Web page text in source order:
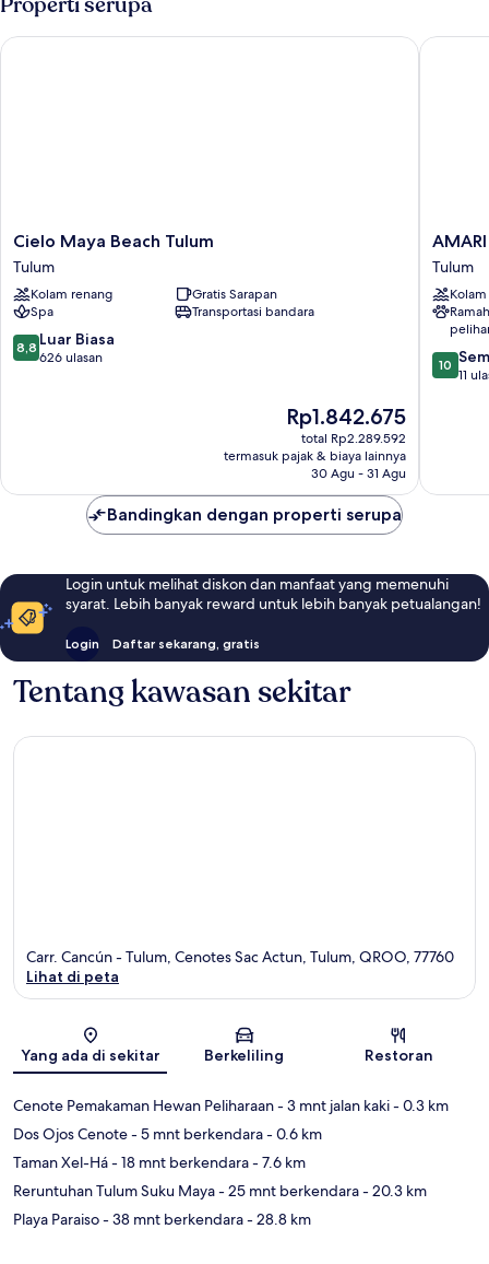
Cielo
Maya
Beach
Tulum
Tulum
Cielo Maya Beach Tulum
Tulum
Kolam renang
Gratis Sarapan
Spa
Transportasi bandara
8.8
dari
8,8 Luar Biasa
626 ulasan
Harga
sekarang
Rp1.842.675
Rp1.842.675
total Rp2.289.592
termasuk pajak & biaya lainnya
30 Agu - 31 Agu
Cielo Maya Beach Tulum
AMARI
Uptown
Tulum
Tulum
Tulum
10.0
dari
10
11
AMARI
Bandingkan dengan properti serupa
Login untuk melihat diskon dan manfaat yang memenuhi
syarat. Lebih banyak reward untuk lebih banyak petualangan!
Login Daftar sekarang, gratis
Tentang kawasan sekitar
Peta
Carr. Cancún - Tulum, Cenotes Sac Actun, Tulum, QROO, 77760
Lihat di peta
Yang ada di sekitar Berkeliling Restoran
Cenote Pemakaman Hewan Peliharaan- 3 mnt jalan kaki- 0.3 km
Dos Ojos Cenote- 5 mnt berkendara- 0.6 km
Taman Xel-Há- 18 mnt berkendara- 7.6 km
Reruntuhan Tulum Suku Maya- 25 mnt berkendara- 20.3 km
Playa Paraiso- 38 mnt berkendara- 28.8 km